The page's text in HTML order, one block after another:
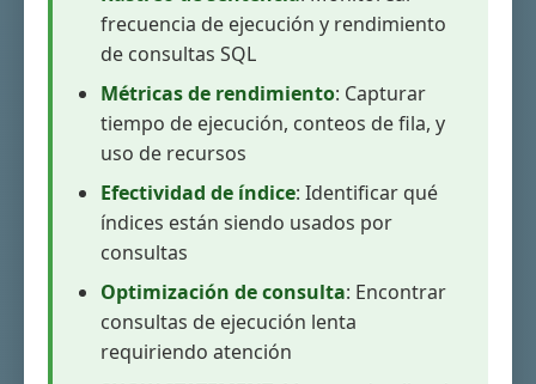
frecuencia de ejecución y rendimiento
de consultas SQL
Métricas de rendimiento: Capturar
tiempo de ejecución, conteos de fila, y
uso de recursos
Efectividad de índice: Identificar qué
índices están siendo usados por
consultas
Optimización de consulta: Encontrar
consultas de ejecución lenta
requiriendo atención